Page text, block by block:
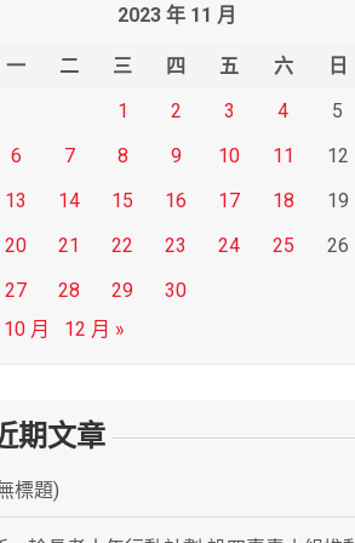
2023 年 11 月
一 二 三 四 五 六
日
1
2 3 4
5
6
7 8 9 10 11
12
13
14 15 16 17 18
19
20
21 22 23 24 25
26
27
28 29
30
月
12 月 »
期文章
標題)